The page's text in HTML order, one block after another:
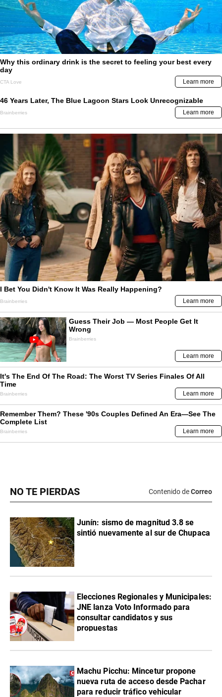
NO TE PIERDAS Contenido deCorreo
Junín: sismo de magnitud 3.8 se
sintió nuevamente al sur de Chupaca
Elecciones Regionales y Municipales:
JNE lanza Voto Informado para
consultar candidatos y sus
propuestas
Machu Picchu: Mincetur propone
nueva ruta de acceso desde Pachar
para reducir tráfico vehicular